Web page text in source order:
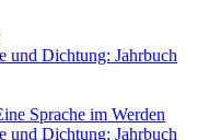
und Dichtung: Jahrbuch
Sprache im Werden
und Dichtung: Jahrbuch